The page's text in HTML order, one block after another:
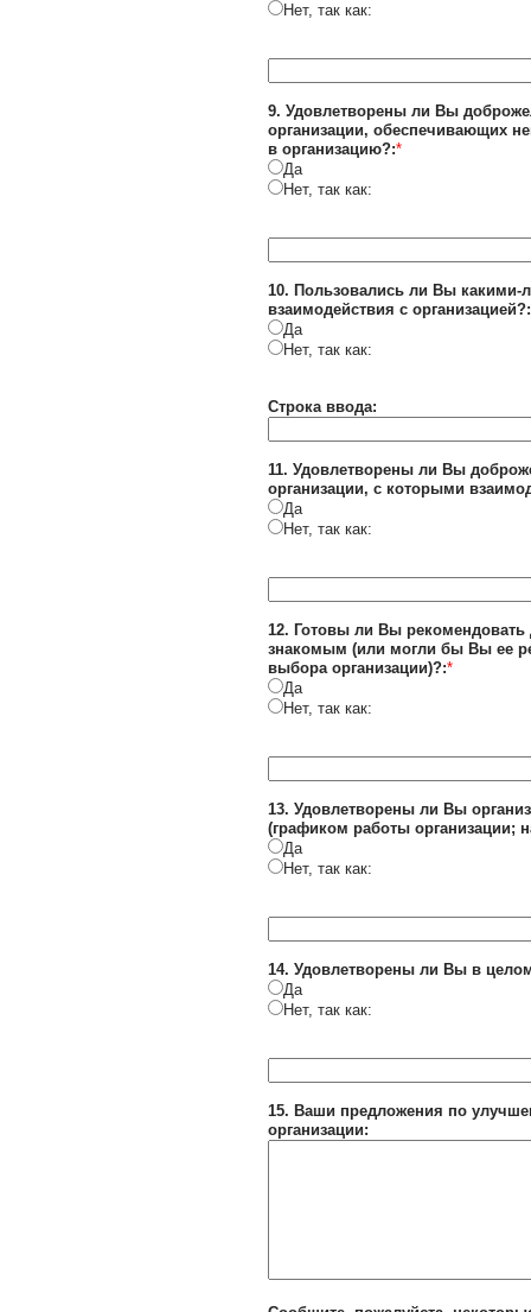
Нет, так как:
9. Удовлетворены ли Вы
организации, обеспечивающих
в организацию?:*
Да
Нет, так как:
10. Пользовались ли Вы
взаимодействия с организацией?:
Да
Нет, так как:
Строка ввода:
11. Удовлетворены ли Вы
организации, с которыми
Да
Нет, так как:
12. Готовы ли Вы
знакомым (или могли бы Вы ее
выбора организации)?:*
Да
Нет, так как:
13. Удовлетворены ли Вы
(графиком работы организации;
Да
Нет, так как:
14. Удовлетворены ли Вы в
Да
Нет, так как:
15. Ваши предложения по
организации: